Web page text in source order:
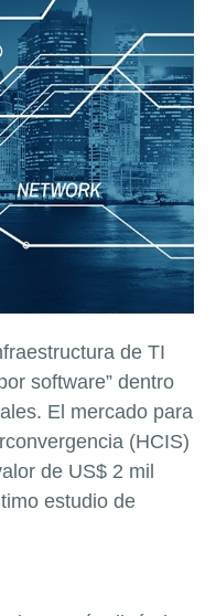
de TI
software” dentro
El mercado para
(HCIS)
de US$ 2 mil
estudio de